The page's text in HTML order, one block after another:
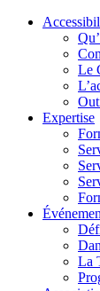
Le
Expertise
La